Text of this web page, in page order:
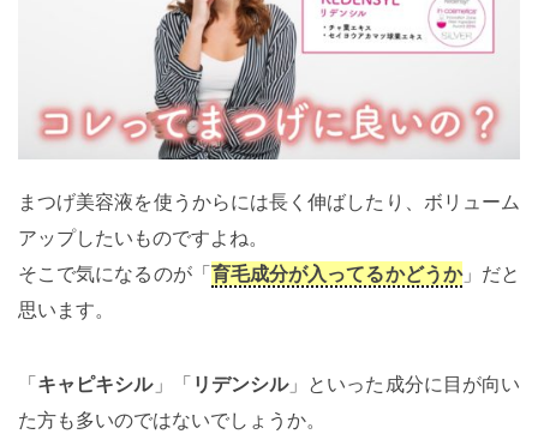
まつげ美容液を使うからには長く伸ばしたり、ボリューム
アップしたいものですよね。
そこで気になるのが「育毛成分が入ってるかどうか」だと
思います。
「キャピキシル」「 リデンシル」といった成分に目が向い
た方も多いのではないでしょうか。